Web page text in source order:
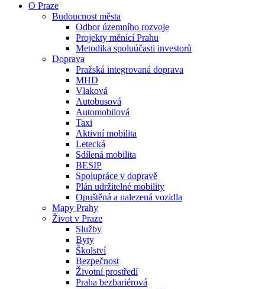
O Praze
Budoucnost města
Odbor územního rozvoje
Projekty měnící Prahu
Metodika spoluúčasti investorů
Doprava
Pražská integrovaná doprava
MHD
Vlaková
Autobusová
Automobilová
Taxi
Aktivní mobilita
Letecká
Sdílená mobilita
BESIP
Spolupráce v dopravě
Plán udržitelné mobility
Opuštěná a nalezená vozidla
Mapy Prahy
Život v Praze
Služby
Byty
Školství
Bezpečnost
Životní prostředí
Praha bezbariérová